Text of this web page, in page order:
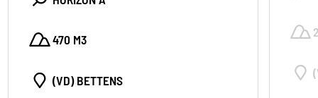
470 M3
(VD) BETTENS